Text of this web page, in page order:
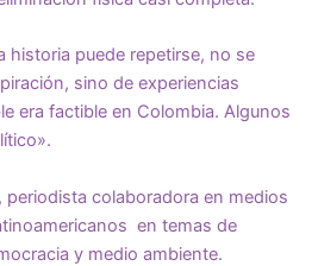
historia puede repetirse, no se
sino de experiencias
era factible en Colombia. Algunos
colaboradora en medios
en temas de
y medio ambiente.